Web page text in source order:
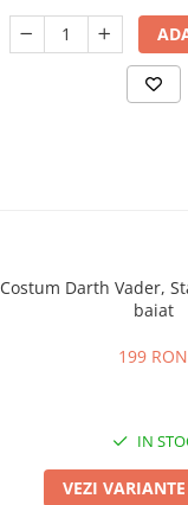
Costum Darth Vader,
baiat
199 RON
IN
VEZI VARIANTE